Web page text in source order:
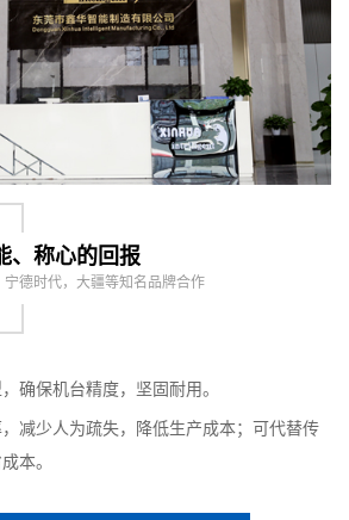
绝缘与密封保护。
手术器械、各类医疗传感器及导管
的生物相容性与可靠性标准。
泛用于工业传感器、电磁开关、防
元器件的封装与保护。
、称心的回报
德时代，大疆等知名品牌合作
确保机台精度，坚固耐用。
减少人为疏失，降低生产成本；可代替传
本。